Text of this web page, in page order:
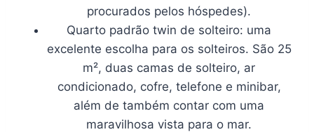
procurados pelos hóspedes).
Quarto padrão twin de solteiro: uma
excelente escolha para os solteiros. São 25
m², duas camas de solteiro, ar
condicionado, cofre, telefone e minibar,
além de também contar com uma
maravilhosa vista para o mar.